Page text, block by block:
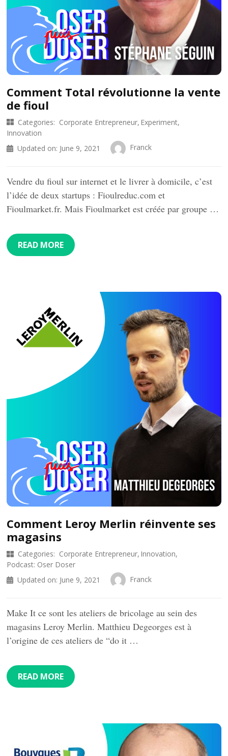
Comment Total révolutionne la vente
de fioul
Categories: Corporate Entrepreneur Experiment
Innovation
Updated on: June 9, 2021 Franck
Vendre du fioul sur internet et le livrer à domicile, c’est
l’idée de deux startups : Fioulreduc.com et
Fioulmarket.fr. Mais Fioulmarket est créée par groupe …
READ MORE
Comment Leroy Merlin réinvente ses
magasins
Categories: Corporate Entrepreneur Innovation
Podcast: Oser Doser
Updated on: June 9, 2021 Franck
Make It ce sont les ateliers de bricolage au sein des
magasins Leroy Merlin. Matthieu Degeorges est à
l’origine de ces ateliers de “do it …
READ MORE